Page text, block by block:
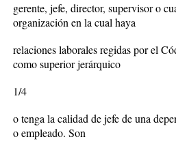
gerente, jefe, director, supervisor o
organización en la cual haya
relaciones laborales regidas por el
como superior jerárquico
1/4
o tenga la calidad de jefe de una
o empleado. Son